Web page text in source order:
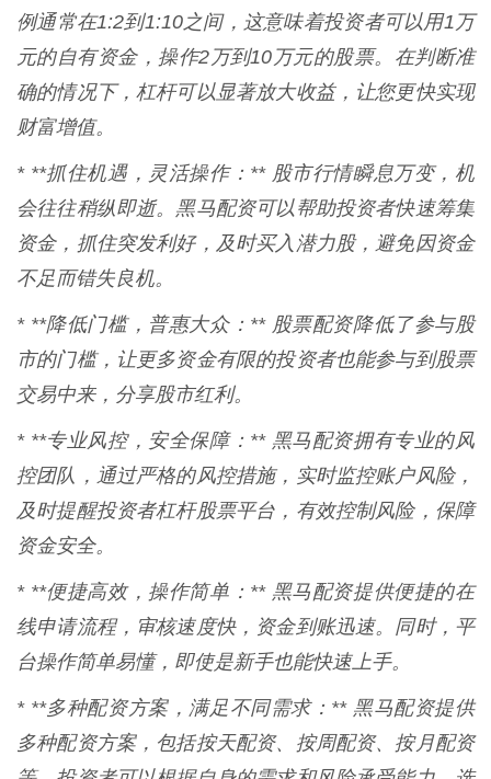
例通常在1:2到1:10之间，这意味着投资者可以用1万
元的自有资金，操作2万到10万元的股票。在判断准
确的情况下，杠杆可以显著放大收益，让您更快实现
财富增值。
* **抓住机遇，灵活操作：** 股市行情瞬息万变，机
会往往稍纵即逝。黑马配资可以帮助投资者快速筹集
资金，抓住突发利好，及时买入潜力股，避免因资金
不足而错失良机。
* **降低门槛，普惠大众：** 股票配资降低了参与股
市的门槛，让更多资金有限的投资者也能参与到股票
交易中来，分享股市红利。
* **专业风控，安全保障：** 黑马配资拥有专业的风
控团队，通过严格的风控措施，实时监控账户风险，
及时提醒投资者杠杆股票平台，有效控制风险，保障
资金安全。
* **便捷高效，操作简单：** 黑马配资提供便捷的在
线申请流程，审核速度快，资金到账迅速。同时，平
台操作简单易懂，即使是新手也能快速上手。
* **多种配资方案，满足不同需求：** 黑马配资提供
多种配资方案，包括按天配资、按周配资、按月配资